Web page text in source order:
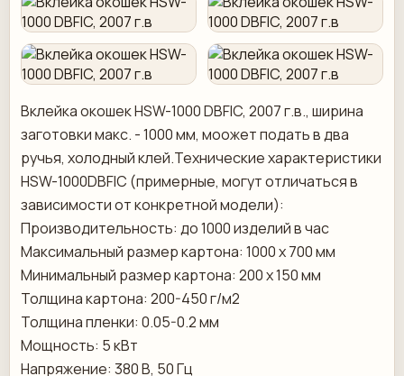
Вклейка окошек HSW-1000 DBFIC, 2007 г.в., ширина
заготовки макс. - 1000 мм, моожет подать в два
ручья, холодный клей.Технические характеристики
HSW-1000DBFIC (примерные, могут отличаться в
зависимости от конкретной модели):
Производительность: до 1000 изделий в час
Максимальный размер картона: 1000 x 700 мм
Минимальный размер картона: 200 x 150 мм
Толщина картона: 200-450 г/м2
Толщина пленки: 0.05-0.2 мм
Мощность: 5 кВт
Напряжение: 380 В, 50 Гц